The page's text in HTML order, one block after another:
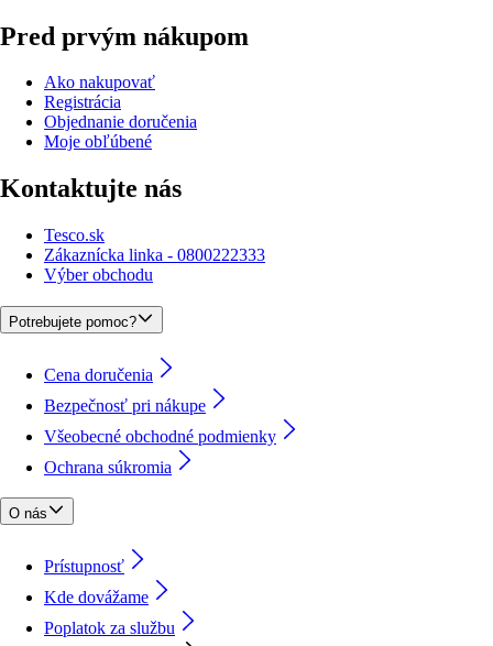
Pred prvým nákupom
Ako nakupovať
Registrácia
Objednanie doručenia
Moje obľúbené
Kontaktujte nás
Tesco.sk
Zákaznícka linka - 0800222333
Výber obchodu
Potrebujete pomoc?
Cena doručenia
Bezpečnosť pri nákupe
Všeobecné obchodné podmienky
Ochrana súkromia
O nás
Prístupnosť
Kde dovážame
Poplatok za službu